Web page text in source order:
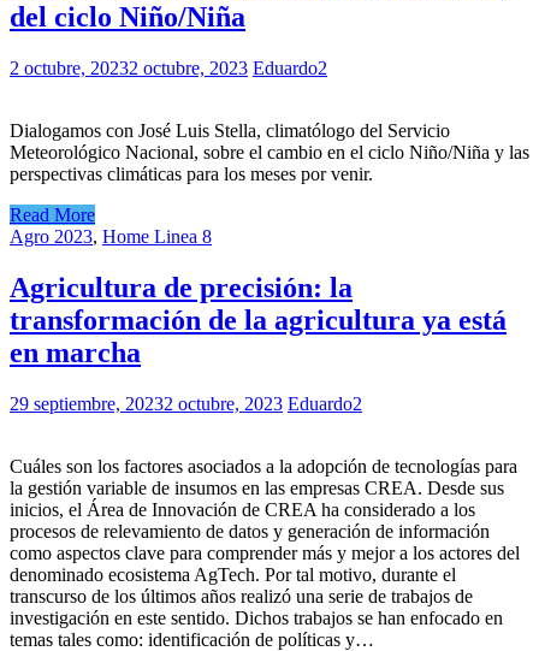
del ciclo Niño/Niña
2 octubre, 20232 octubre, 2023 Eduardo2
Dialogamos con José Luis Stella, climatólogo del Servicio
Meteorológico Nacional, sobre el cambio en el ciclo Niño/Niña y las
perspectivas climáticas para los meses por venir.
Read More
Agro 2023, Home Linea 8
Agricultura de precisión: la
transformación de la agricultura ya está
en marcha
29 septiembre, 20232 octubre, 2023 Eduardo2
Cuáles son los factores asociados a la adopción de tecnologías para
la gestión variable de insumos en las empresas CREA. Desde sus
inicios, el Área de Innovación de CREA ha considerado a los
procesos de relevamiento de datos y generación de información
como aspectos clave para comprender más y mejor a los actores del
denominado ecosistema AgTech. Por tal motivo, durante el
transcurso de los últimos años realizó una serie de trabajos de
investigación en este sentido. Dichos trabajos se han enfocado en
temas tales como: identificación de políticas y…